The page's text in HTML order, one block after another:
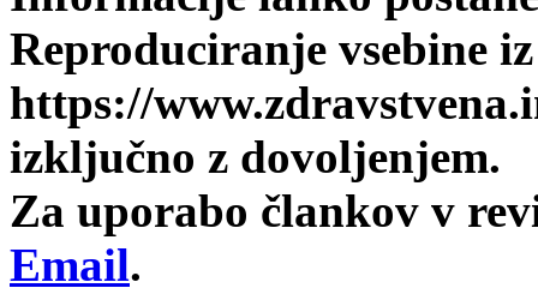
Reproduciranje vsebine
https://
izključno z dovoljenjem.
Za uporabo člankov v
Email.